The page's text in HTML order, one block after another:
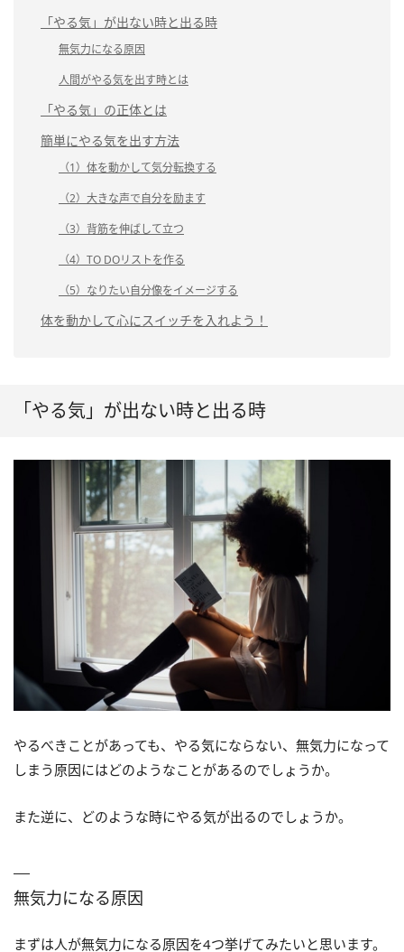
「やる気」が出ない時と出る時
無気力になる原因
人間がやる気を出す時とは
「やる気」の正体とは
簡単にやる気を出す方法
（1）体を動かして気分転換する
（2）大きな声で自分を励ます
（3）背筋を伸ばして立つ
（4）TO DOリストを作る
（5）なりたい自分像をイメージする
体を動かして心にスイッチを入れよう！
「やる気」が出ない時と出る時
やるべきことがあっても、やる気にならない、無気力になって
しまう原因にはどのようなことがあるのでしょうか。
また逆に、どのような時にやる気が出るのでしょうか。
無気力になる原因
まずは人が無気力になる原因を4つ挙げてみたいと思います。